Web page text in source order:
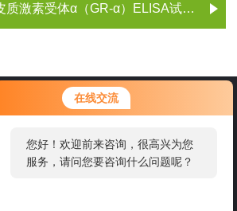
在线交流
您好！欢迎前来咨询，很高兴为您
服务，请问您要咨询什么问题呢？
激素受体α（GR-α）ELISA试剂盒
021-60514606
邮箱：sale1@shybsw.net